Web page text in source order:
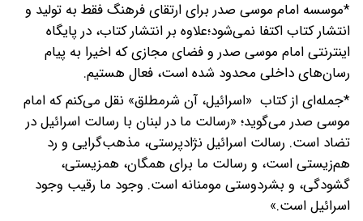
*موسسه امام موسی صدر برای ارتقای فرهنگ فقط به تولید و
انتشار کتاب اکتفا نمی‌شود؛علاوه بر انتشار کتاب، در پایگاه
اینترنتی امام موسی صدر و فضای مجازی که اخیرا به پیام
رسان‌های داخلی محدود شده است، فعال هستیم.
*جمله‌ای از کتاب «اسرائیل، آن شرمطلق» نقل می‌کنم که امام
موسی صدر می‌گوید؛ «رسالت ما در لبنان با رسالت اسرائیل در
تضاد است. رسالت اسرائیل نژادپرستی، مذهب‌گرایی و رد
هم‌زیستی است، و رسالت ما برای همگان، همزیستی،
گشودگی، و بشردوستی مومنانه است. وجود ما رقیب وجود
اسرائیل است.»